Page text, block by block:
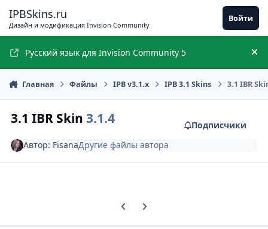
IPBSkins.ru
Дизайн и модификация Invision Community
Войти
Русский язык для Invision Community 5
Главная Файлы IPB v3.1.x IPB 3.1 Skins 3.1 IBR
3.1 IBR Skin3.1.4
Подписчики
Автор: FisanaДругие файлы автора
Предыдущий слайд карусели
Следующий слайд карусели